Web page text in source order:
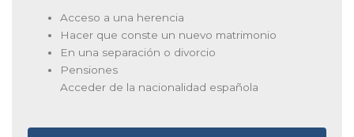
Acceso a una herencia
Hacer que conste un nuevo matrimonio
En una separación o divorcio
Pensiones
Acceder de la nacionalidad española